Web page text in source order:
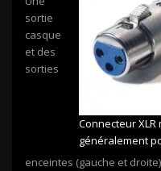
Connecteur XLR
généralement
sortie
casque
et des
sorties
enceintes (gauche et